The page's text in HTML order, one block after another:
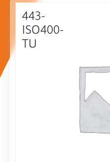
443-
ISO400-
TU
auf
Anfrage
Zur